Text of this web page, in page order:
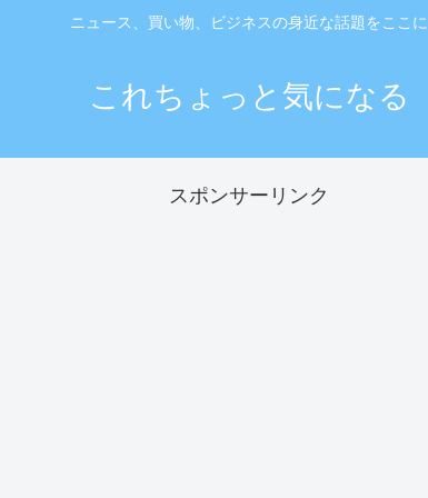
ニュース、買い物、ビジネスの身近な話題をここに
これちょっと気になる
スポンサーリンク